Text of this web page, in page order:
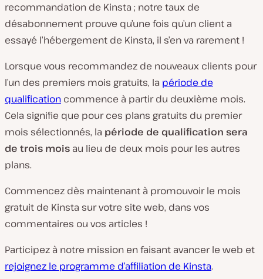
recommandation de Kinsta ; notre taux de
désabonnement prouve qu’une fois qu’un client a
essayé l’hébergement de Kinsta, il s’en va rarement !
Lorsque vous recommandez de nouveaux clients pour
l’un des premiers mois gratuits, la période de
qualification commence à partir du deuxième mois.
Cela signifie que pour ces plans gratuits du premier
mois sélectionnés, la période de qualification sera
de trois mois au lieu de deux mois pour les autres
plans.
Commencez dès maintenant à promouvoir le mois
gratuit de Kinsta sur votre site web, dans vos
commentaires ou vos articles !
Participez à notre mission en faisant avancer le web et
rejoignez le programme d’affiliation de Kinsta.